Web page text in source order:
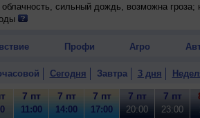
облачность, сильный дождь, возможна
южный, умеренный.
Профи Агро
Сегодня Завтра 3 дня
7 пт
11:00
7 пт
14:00
7 пт
17:00
7 пт
20:00
7 пт
23:00